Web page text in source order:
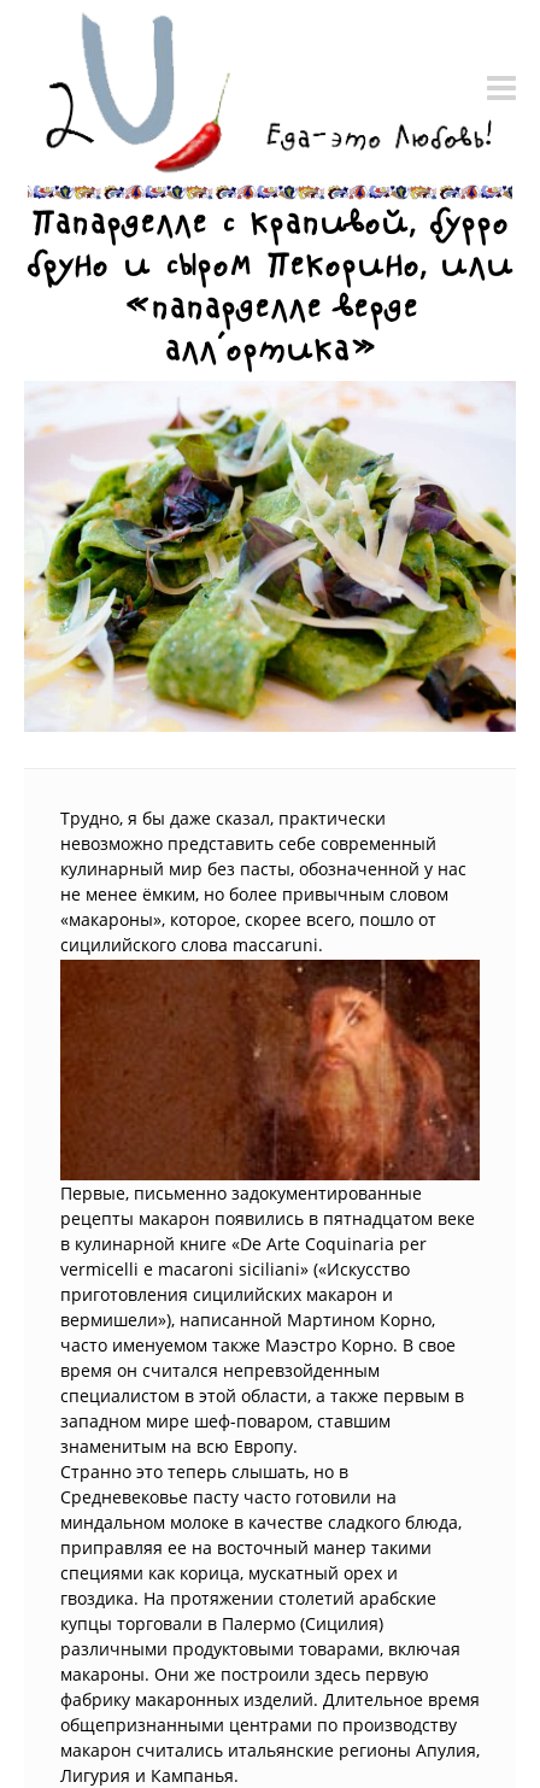
Папарделле с крапивой, бурро
бруно и сыром Пекорино, или
«папарделле верде
алл’ортика»
Трудно, я бы даже сказал, практически
невозможно представить себе современный
кулинарный мир без пасты, обозначенной у нас
не менее ёмким, но более привычным словом
«макароны», которое, скорее всего, пошло от
сицилийского слова maccaruni.
Первые, письменно задокументированные
рецепты макарон появились в пятнадцатом веке
в кулинарной книге «De Arte Coquinaria per
vermicelli e macaroni siciliani» («Искусство
приготовления сицилийских макарон и
вермишели»), написанной Мартином Корно,
часто именуемом также Маэстро Корно. В свое
время он считался непревзойденным
специалистом в этой области, а также первым в
западном мире шеф-поваром, ставшим
знаменитым на всю Европу.
Странно это теперь слышать, но в
Средневековье пасту часто готовили на
миндальном молоке в качестве сладкого блюда,
приправляя ее на восточный манер такими
специями как корица, мускатный орех и
гвоздика. На протяжении столетий арабские
купцы торговали в Палермо (Сицилия)
различными продуктовыми товарами, включая
макароны. Они же построили здесь первую
фабрику макаронных изделий. Длительное время
общепризнанными центрами по производству
макарон считались итальянские регионы Апулия,
Лигурия и Кампанья.